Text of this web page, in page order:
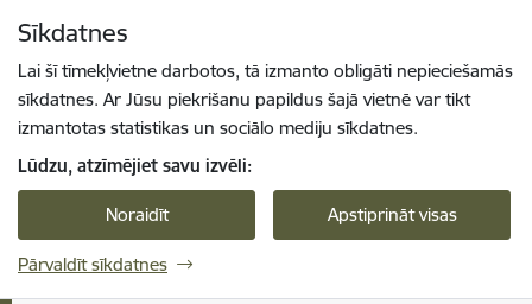
Sīkdatnes
Lai šī tīmekļvietne darbotos, tā izmanto obligāti nepieciešamās
sīkdatnes. Ar Jūsu piekrišanu papildus šajā vietnē var tikt
izmantotas statistikas un sociālo mediju sīkdatnes.
Lūdzu, atzīmējiet savu izvēli:
Noraidīt Apstiprināt visas
Pārvaldīt sīkdatnes